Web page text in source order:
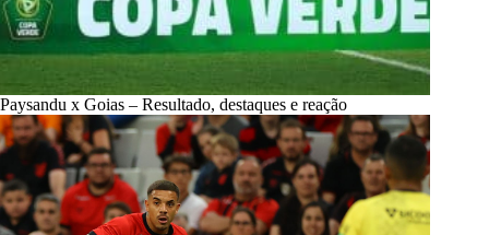
Paysandu x Goias – Resultado, destaques e reação